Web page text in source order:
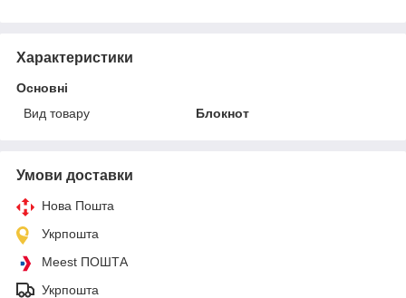
Характеристики
Основні
Вид товару
Блокнот
Умови доставки
Нова Пошта
Укрпошта
Meest ПОШТА
Укрпошта